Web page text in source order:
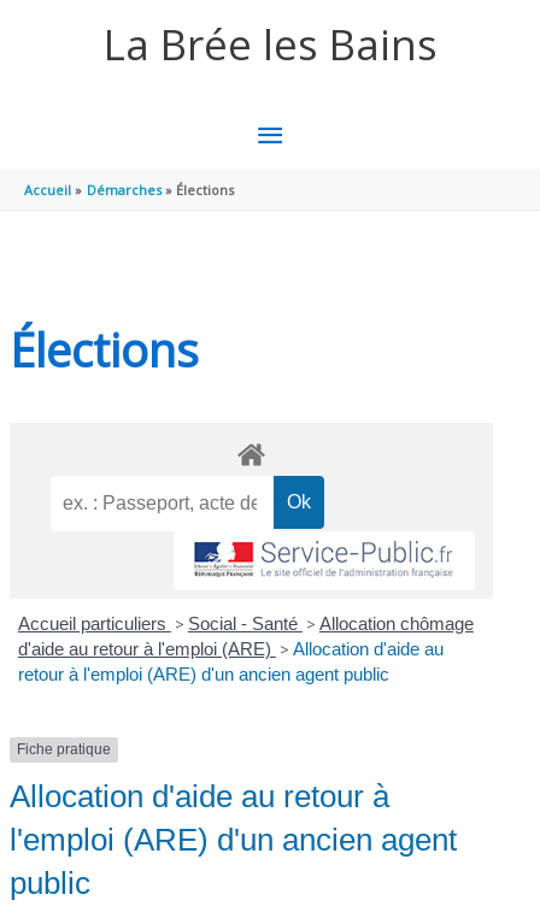
La Brée les Bains
MENU
Accueil Démarches Élections
Élections
Accueil particuliers > Social - Santé > Allocation chômage
d'aide au retour à l'emploi (ARE) > Allocation d'aide au
retour à l'emploi (ARE) d'un ancien agent public
Fiche pratique
Allocation d'aide au retour à
l'emploi (ARE) d'un ancien agent
public